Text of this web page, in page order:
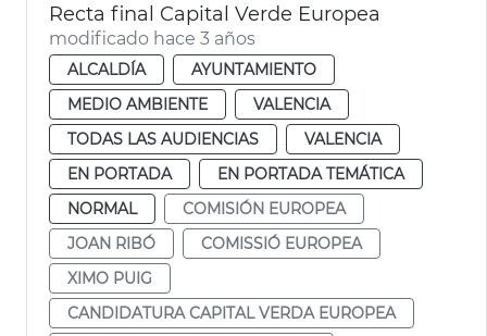
Recta final Capital Verde Europea
modificado hace 3 años
ALCALDÍA
AYUNTAMIENTO
MEDIO AMBIENTE
VALENCIA
TODAS LAS AUDIENCIAS
VALENCIA
EN PORTADA
EN PORTADA TEMÁTICA
NORMAL
COMISIÓN EUROPEA
JOAN RIBÓ
COMISSIÓ EUROPEA
XIMO PUIG
CANDIDATURA CAPITAL VERDA EUROPEA